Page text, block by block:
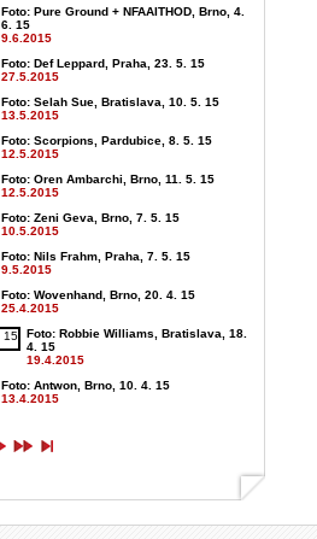
Foto: Pure Ground + NFAAITHOD, Brno, 4.
6. 15
9.6.2015
Foto: Def Leppard, Praha, 23. 5. 15
27.5.2015
Foto: Selah Sue, Bratislava, 10. 5. 15
13.5.2015
Foto: Scorpions, Pardubice, 8. 5. 15
12.5.2015
Foto: Oren Ambarchi, Brno, 11. 5. 15
12.5.2015
Foto: Zeni Geva, Brno, 7. 5. 15
10.5.2015
Foto: Nils Frahm, Praha, 7. 5. 15
9.5.2015
Foto: Wovenhand, Brno, 20. 4. 15
25.4.2015
Foto: Robbie Williams, Bratislava, 18.
4. 15
19.4.2015
Foto: Antwon, Brno, 10. 4. 15
13.4.2015